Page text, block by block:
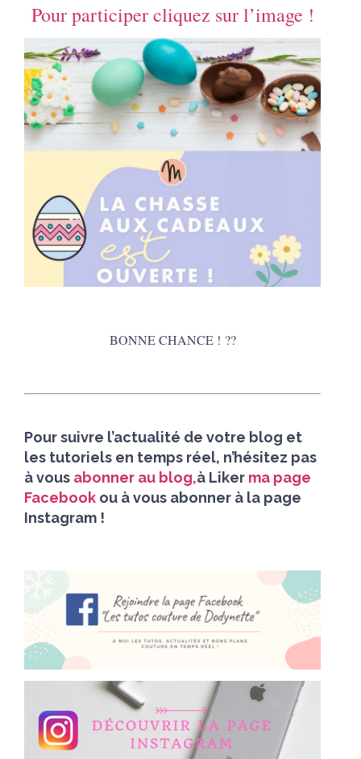
Pour participer cliquez sur l’image !
BONNE CHANCE ! ??
Pour suivre l’actualité de votre blog et
les tutoriels en temps réel, n’hésitez pas
à vous abonner au blog,à Liker ma page
Facebook ou à vous abonner à la page
Instagram !